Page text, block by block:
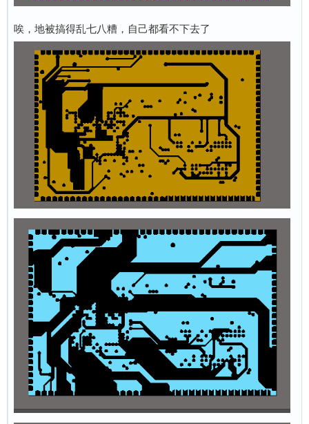
唉，地被搞得乱七八糟，自己都看不下去了